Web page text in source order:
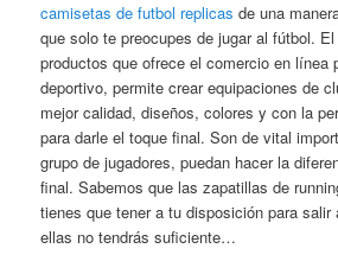
camisetas de futbol replicas de una
que solo te preocupes de jugar al fútbol.
productos que ofrece el comercio en línea
deportivo, permite crear equipaciones de
mejor calidad, diseños, colores y con la
para darle el toque final. Son de vital
grupo de jugadores, puedan hacer la
final. Sabemos que las zapatillas de
tienes que tener a tu disposición para salir
ellas no tendrás suficiente…